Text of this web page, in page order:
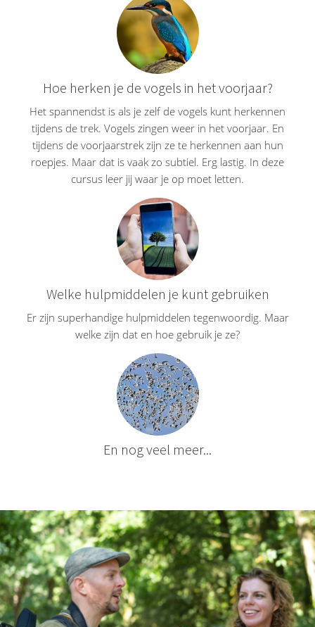
Hoe herken je de vogels in het voorjaar?
Het spannendst is als je zelf de vogels kunt herkennen
tijdens de trek. Vogels zingen weer in het voorjaar. En
tijdens de voorjaarstrek zijn ze te herkennen aan hun
roepjes. Maar dat is vaak zo subtiel. Erg lastig. In deze
cursus leer jij waar je op moet letten.
Welke hulpmiddelen je kunt gebruiken
Er zijn superhandige hulpmiddelen tegenwoordig. Maar
welke zijn dat en hoe gebruik je ze?
En nog veel meer...